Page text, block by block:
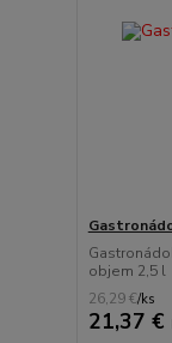
objem 2,5 l
26,29 €/ks
21,37 €